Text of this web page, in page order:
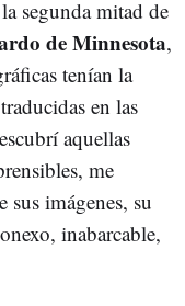
segunda mitad de
de Minnesota,
tenían la
en las
aquellas
me
imágenes, su
inabarcable,